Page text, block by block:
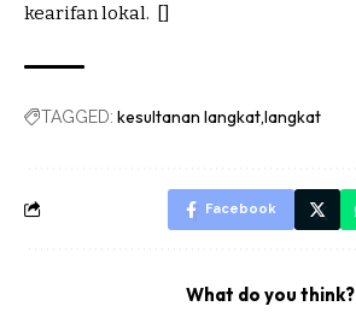
kearifan lokal. []
TAGGED: kesultanan langkatlangkat
Facebook
What do you think?